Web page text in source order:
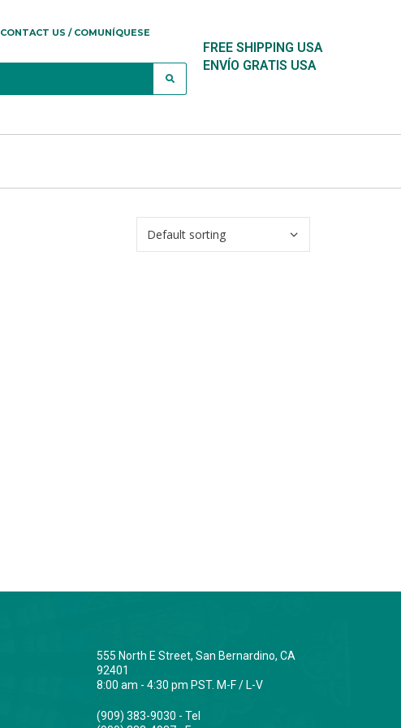
CONTACT US / COMUNÍQUESE
FREE SHIPPING USA
ENVÍO GRATIS USA
555 North E Street, San Bernardino, CA
92401
8:00 am - 4:30 pm PST. M-F / L-V
(909) 383-9030 - Tel